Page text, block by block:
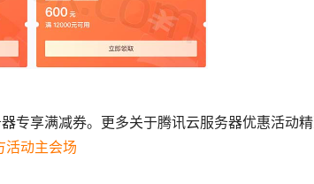
专享满减券。更多关于腾讯云服务器优惠活动
活动主会场